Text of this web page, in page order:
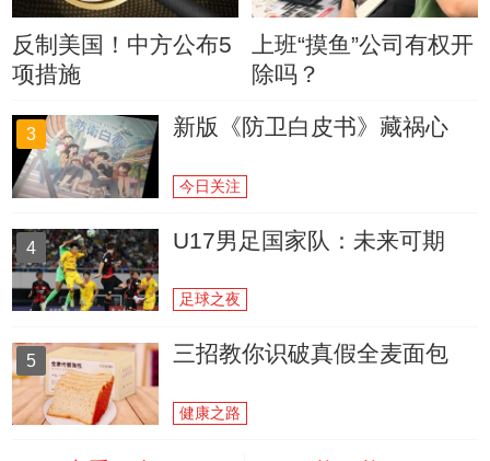
反制美国！中方公布5
项措施
上班“摸鱼”公司有权开
除吗？
3 新版《防卫白皮书》藏祸心
今日关注
4 U17男足国家队：未来可期
足球之夜
5 三招教你识破真假全麦面包
健康之路